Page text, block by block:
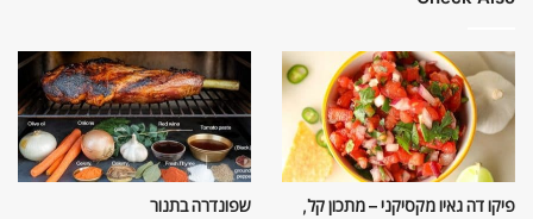
פיקו דה גאיו מקסיקני – מתכון קל,
שפונדרה בתנור